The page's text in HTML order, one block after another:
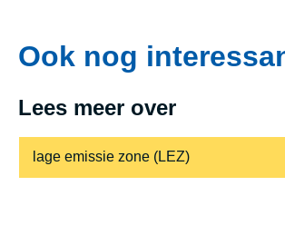
Ook nog
Lees meer over
lage emissie zone (LEZ)